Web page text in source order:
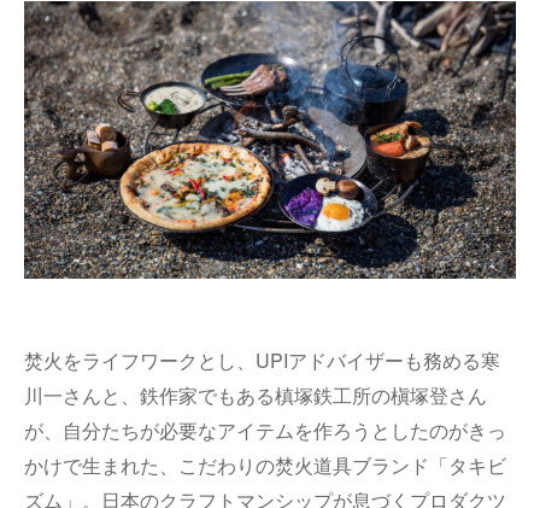
焚火をライフワークとし、UPIアドバイザーも務める寒
川一さんと、鉄作家でもある槙塚鉄工所の槇塚登さん
が、自分たちが必要なアイテムを作ろうとしたのがきっ
かけで生まれた、こだわりの焚火道具ブランド「タキビ
ズム」。日本のクラフトマンシップが息づくプロダクツ